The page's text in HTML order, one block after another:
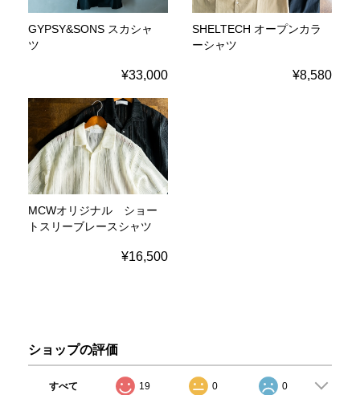
GYPSY&SONS スカシャ
ツ
¥33,000
SHELTECH オープンカラ
ーシャツ
¥8,580
MCWオリジナル ショー
トスリーブレースシャツ
¥16,500
ショップの評価
すべて 19 0 0